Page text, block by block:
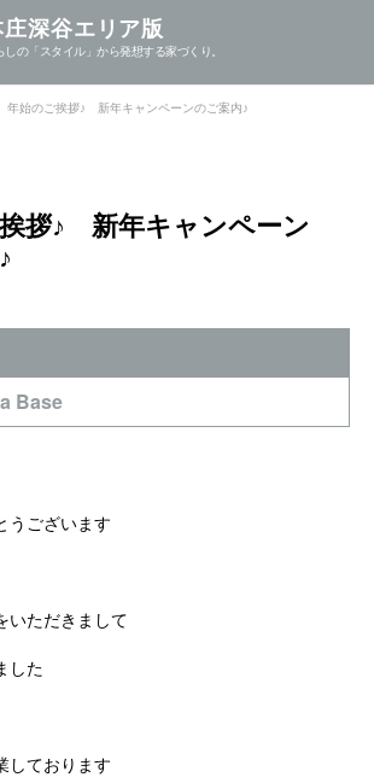
庄深谷エリア版
しの「スタイル」から発想する家づくり。
年始のご挨拶♪ 新年キャンペーンのご案内♪
拶♪ 新年キャンペーン
Base
うございます
いただきまして
した
しております